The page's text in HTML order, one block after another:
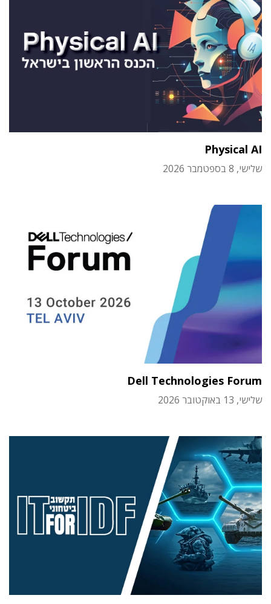
Physical AI
שלישי, 8 בספטמבר 2026
Dell Technologies Forum
שלישי, 13 באוקטובר 2026